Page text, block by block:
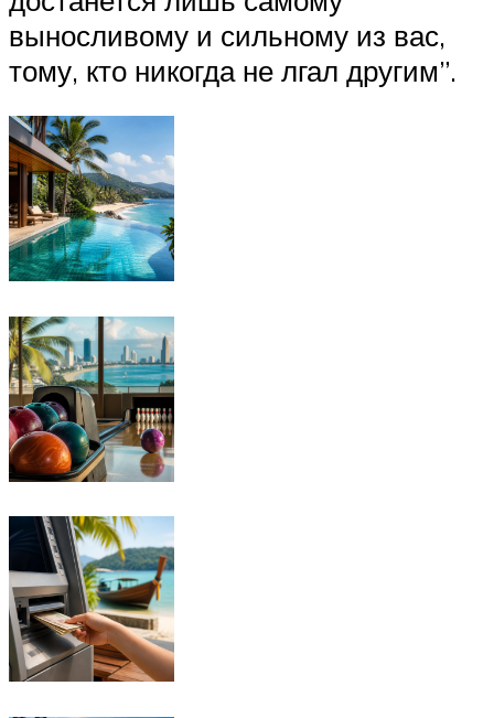
выносливому и сильному из вас,
тому, кто никогда не лгал другим”.